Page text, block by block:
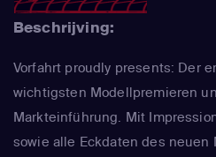
Beschrijving:
Vorfahrt proudly presents: Der
wichtigsten Modellpremieren
Markteinführung. Mit
sowie alle Eckdaten des neuen